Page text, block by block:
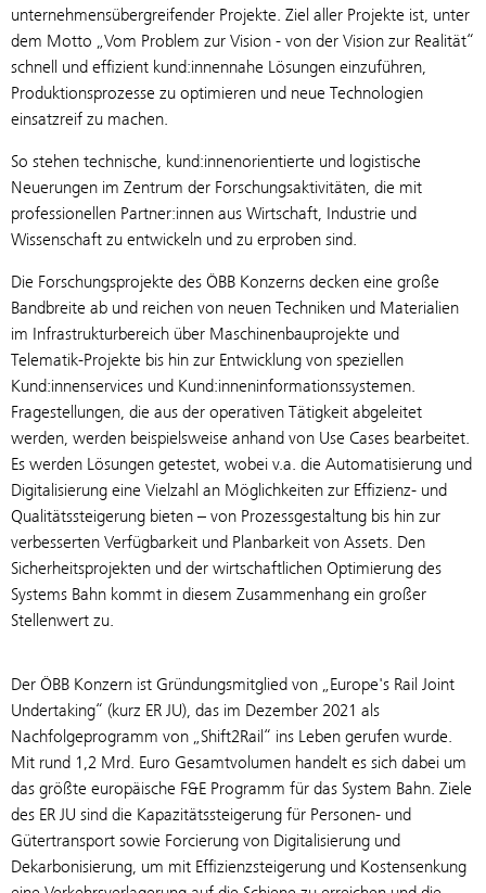
unternehmensübergreifender Projekte. Ziel aller Projekte ist, unter
dem Motto „Vom Problem zur Vision - von der Vision zur Realität“
schnell und effizient kund:innennahe Lösungen einzuführen,
Produktionsprozesse zu optimieren und neue Technologien
einsatzreif zu machen.
So stehen technische, kund:innenorientierte und logistische
Neuerungen im Zentrum der Forschungsaktivitäten, die mit
professionellen Partner:innen aus Wirtschaft, Industrie und
Wissenschaft zu entwickeln und zu erproben sind.
Die Forschungsprojekte des ÖBB Konzerns decken eine große
Bandbreite ab und reichen von neuen Techniken und Materialien
im Infrastrukturbereich über Maschinenbauprojekte und
Telematik-Projekte bis hin zur Entwicklung von speziellen
Kund:innenservices und Kund:inneninformationssystemen.
Fragestellungen, die aus der operativen Tätigkeit abgeleitet
werden, werden beispielsweise anhand von Use Cases bearbeitet.
Es werden Lösungen getestet, wobei v.a. die Automatisierung und
Digitalisierung eine Vielzahl an Möglichkeiten zur Effizienz- und
Qualitätssteigerung bieten – von Prozessgestaltung bis hin zur
verbesserten Verfügbarkeit und Planbarkeit von Assets. Den
Sicherheitsprojekten und der wirtschaftlichen Optimierung des
Systems Bahn kommt in diesem Zusammenhang ein großer
Stellenwert zu.
Der ÖBB Konzern ist Gründungsmitglied von „Europe's Rail Joint
Undertaking“ (kurz ER JU), das im Dezember 2021 als
Nachfolgeprogramm von „Shift2Rail“ ins Leben gerufen wurde.
Mit rund 1,2 Mrd. Euro Gesamtvolumen handelt es sich dabei um
das größte europäische F&E Programm für das System Bahn. Ziele
des ER JU sind die Kapazitätssteigerung für Personen- und
Gütertransport sowie Forcierung von Digitalisierung und
Dekarbonisierung, um mit Effizienzsteigerung und Kostensenkung